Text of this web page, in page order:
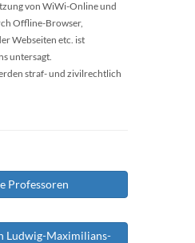
von WiWi-Online und
Offline-Browser,
Webseiten etc. ist
untersagt.
straf- und zivilrechtlich
Professoren
Ludwig-Maximilians-